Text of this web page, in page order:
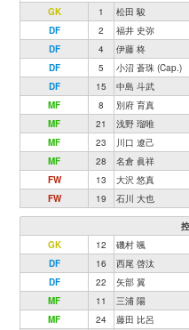
GK
1 松田 駿
DF
2 福井 史弥
DF
4 伊藤 柊
DF
5 小沼 蒼珠 (Cap.)
DF
15 中島 斗武
MF
8 別府 育真
MF
21 浅野 瑠唯
MF
23 川口 遼己
MF
28 名倉 眞祥
FW
13 大沢 悠真
FW
19 石川 大也
GK
12 磯村 颯
DF
16 西尾 啓汰
DF
22 矢部 翼
MF
11 三浦 陽
MF
24 藤田 比呂